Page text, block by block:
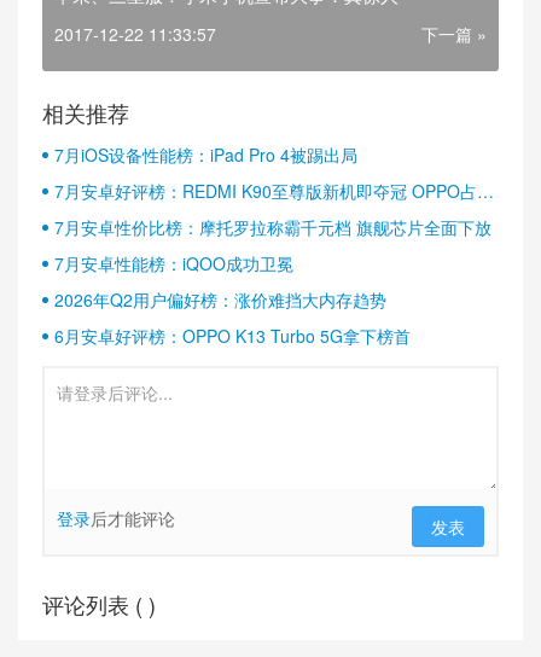
2017-12-22 11:33:57 下一篇 »
相关推荐
7月iOS设备性能榜：iPad Pro 4被踢出局
7月安卓好评榜：REDMI K90至尊版新机即夺冠 OPPO占据
半壁江山
7月安卓性价比榜：摩托罗拉称霸千元档 旗舰芯片全面下放
7月安卓性能榜：iQOO成功卫冕
2026年Q2用户偏好榜：涨价难挡大内存趋势
6月安卓好评榜：OPPO K13 Turbo 5G拿下榜首
登录后才能评论 发表
评论列表 ( )